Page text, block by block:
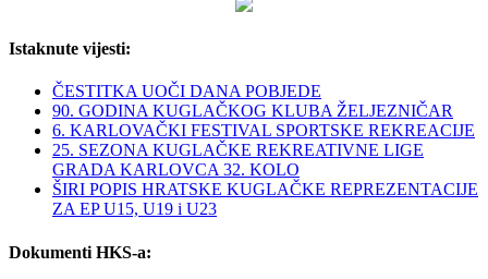
Istaknute vijesti:
ČESTITKA UOČI DANA POBJEDE
90. GODINA KUGLAČKOG KLUBA ŽELJEZNIČAR
6. KARLOVAČKI FESTIVAL SPORTSKE REKREACIJE
25. SEZONA KUGLAČKE REKREATIVNE LIGE
GRADA KARLOVCA 32. KOLO
ŠIRI POPIS HRATSKE KUGLAČKE REPREZENTACIJE
ZA EP U15, U19 i U23
Dokumenti HKS-a: